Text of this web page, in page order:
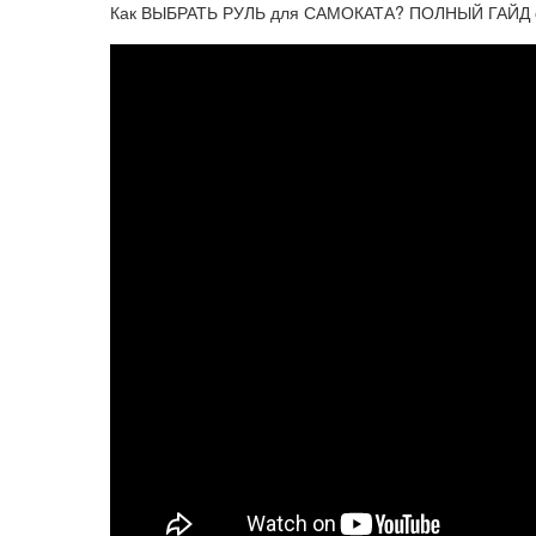
Как ВЫБРАТЬ РУЛЬ для САМОКАТА? ПОЛНЫЙ ГАЙД